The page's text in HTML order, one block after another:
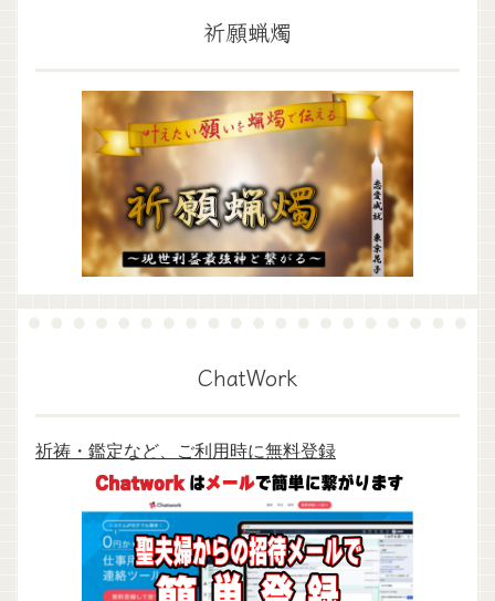
祈願蝋燭
ChatWork
祈祷・鑑定など、ご利用時に無料登録